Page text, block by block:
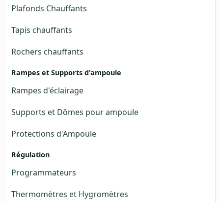
Plafonds Chauffants
Tapis chauffants
Rochers chauffants
Rampes et Supports d'ampoule
Rampes d'éclairage
Supports et Dômes pour ampoule
Protections d'Ampoule
Régulation
Programmateurs
Thermomètres et Hygromètres